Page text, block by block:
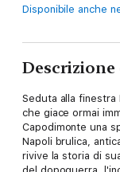
Disponibile anche
Descrizione
Seduta alla finestra
che giace ormai
Capodimonte una
Napoli brulica,
rivive la storia di